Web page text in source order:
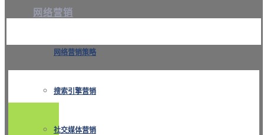
网络营销
网络营销策略
搜索引擎营销
社交媒体营销